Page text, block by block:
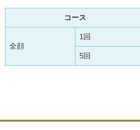
コース
全顔
1回
5回